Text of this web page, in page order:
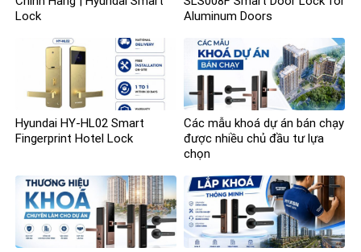
Lock
Aluminum Doors
Hyundai HY-HL02 Smart
Fingerprint Hotel Lock
Các mẫu khoá dự án bán chạy
được nhiều chủ đầu tư lựa
chọn